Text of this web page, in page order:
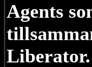
Agents